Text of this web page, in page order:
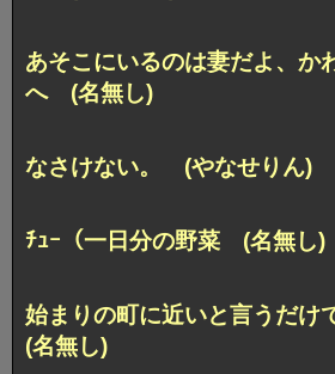
あそこにいるのは妻だよ、か
へ (名無し)
なさけない。 (やなせりん)
ﾁｭｰ（一日分の野菜 (名無し)
始まりの町に近いと言うだ
(名無し)